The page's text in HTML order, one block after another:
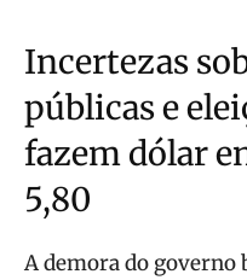
Incertezas
públicas e
fazem dólar
5,80
A demora do